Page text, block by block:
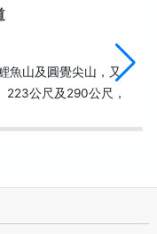
魚山及圓覺尖山，又
223公尺及290公尺，